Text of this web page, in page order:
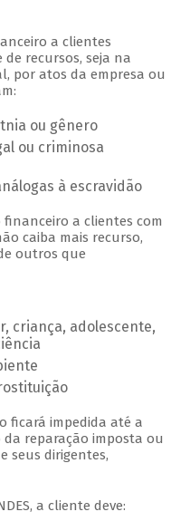
a clientes
recursos, seja na
por atos da empresa ou
ou gênero
ou criminosa
à escravidão
a clientes com
caiba mais recurso,
outros que
criança, adolescente,
ficará impedida até a
reparação imposta ou
seus dirigentes,
a cliente deve: